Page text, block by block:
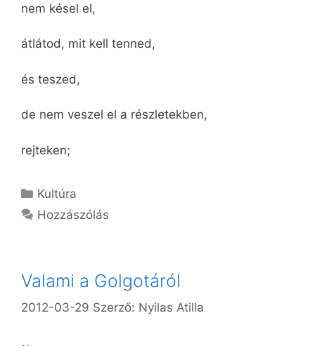
nem késel el,
átlátod, mit kell tenned,
és teszed,
de nem veszel el a részletekben,
rejteken;
Kategória
Kultúra
Hozzászólás
Valami a Golgotáról
2012-03-29 Szerző: Nyilas Atilla